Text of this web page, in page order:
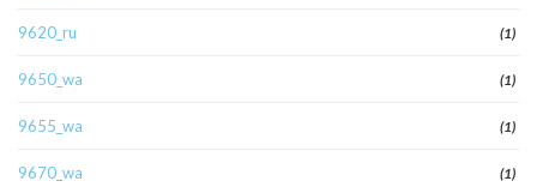
9620_ru (1)
9650_wa (1)
9655_wa (1)
9670_wa (1)